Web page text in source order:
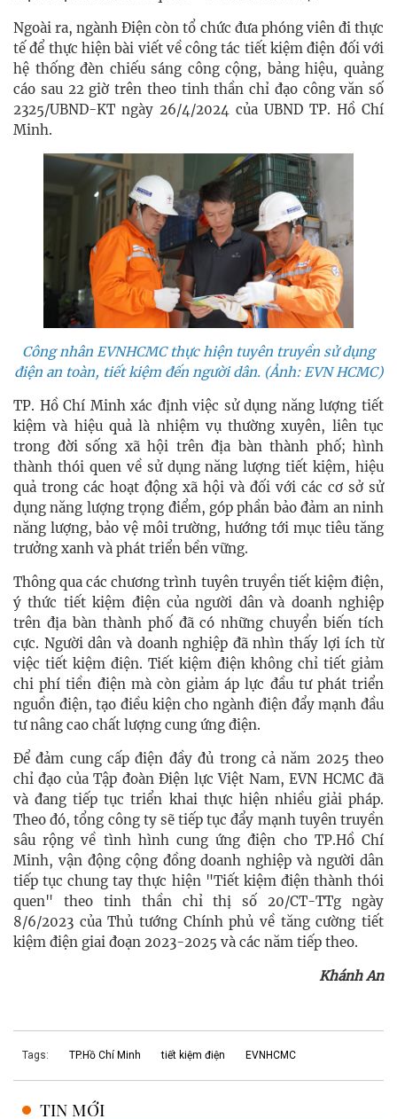
Ngoài ra, ngành Điện còn tổ chức đưa phóng viên đi thực
tế để thực hiện bài viết về công tác tiết kiệm điện đối với
hệ thống đèn chiếu sáng công cộng, bảng hiệu, quảng
cáo sau 22 giờ trên theo tinh thần chỉ đạo công văn số
2325/UBND-KT ngày 26/4/2024 của UBND TP. Hồ Chí
Minh.
Công nhân EVNHCMC thực hiện tuyên truyền sử dụng
điện an toàn, tiết kiệm đến người dân. (Ảnh: EVN HCMC)
TP. Hồ Chí Minh xác định việc sử dụng năng lượng tiết
kiệm và hiệu quả là nhiệm vụ thường xuyên, liên tục
trong đời sống xã hội trên địa bàn thành phố; hình
thành thói quen về sử dụng năng lượng tiết kiệm, hiệu
quả trong các hoạt động xã hội và đối với các cơ sở sử
dụng năng lượng trọng điểm, góp phần bảo đảm an ninh
năng lượng, bảo vệ môi trường, hướng tới mục tiêu tăng
trưởng xanh và phát triển bền vững.
Thông qua các chương trình tuyên truyền tiết kiệm điện,
ý thức tiết kiệm điện của người dân và doanh nghiệp
trên địa bàn thành phố đã có những chuyển biến tích
cực. Người dân và doanh nghiệp đã nhìn thấy lợi ích từ
việc tiết kiệm điện. Tiết kiệm điện không chỉ tiết giảm
chi phí tiền điện mà còn giảm áp lực đầu tư phát triển
nguồn điện, tạo điều kiện cho ngành điện đẩy mạnh đầu
tư nâng cao chất lượng cung ứng điện.
Để đảm cung cấp điện đầy đủ trong cả năm 2025 theo
chỉ đạo của Tập đoàn Điện lực Việt Nam, EVN HCMC đã
và đang tiếp tục triển khai thực hiện nhiều giải pháp.
Theo đó, tổng công ty sẽ tiếp tục đẩy mạnh tuyên truyền
sâu rộng về tình hình cung ứng điện cho TP.Hồ Chí
Minh, vận động cộng đồng doanh nghiệp và người dân
tiếp tục chung tay thực hiện "Tiết kiệm điện thành thói
quen" theo tinh thần chỉ thị số 20/CT-TTg ngày
8/6/2023 của Thủ tướng Chính phủ về tăng cường tiết
kiệm điện giai đoạn 2023-2025 và các năm tiếp theo.
Khánh An
Tags: TP.Hồ Chí Minh tiết kiệm điện EVNHCMC
TIN MỚI